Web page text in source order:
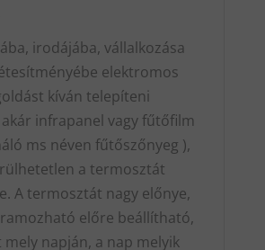
irodájába, vállalkozása
elektromos
kíván telepíteni
akár infrapanel vagy fűtőfilm
ms néven fűtőszőnyeg ),
a termosztát
A termosztát nagy előnye,
előre beállítható,
mely napján, a nap melyik